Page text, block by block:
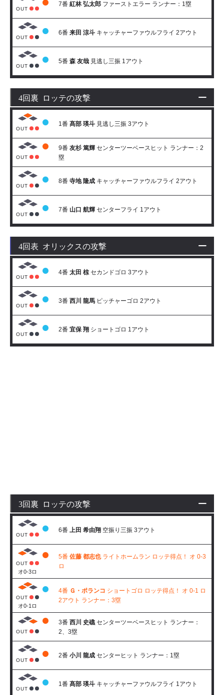
OUT
7番 紅林 弘太郎 ファーストエラー ランナー：1塁
OUT
6番 来田 涼斗 キャッチャーファウルフライ 2アウト
OUT
5番 森 友哉 見逃し三振 1アウト
4回裏 ロッテの攻撃
OUT
1番 髙部 瑛斗 見逃し三振 3アウト
OUT
9番 友杉 篤輝 センターツーベースヒット ランナー：2
塁
OUT
8番 寺地 隆成 キャッチャーファウルフライ 2アウト
OUT
7番 山口 航輝 センターフライ 1アウト
4回表 オリックスの攻撃
OUT
4番 太田 椋 セカンドゴロ 3アウト
OUT
3番 西川 龍馬 ピッチャーゴロ 2アウト
OUT
2番 宜保 翔 ショートゴロ 1アウト
3回裏 ロッテの攻撃
OUT
6番 上田 希由翔 空振り三振 3アウト
OUT
オ0-3ロ
5番 佐藤 都志也ライトホームラン ロッテ得点！ オ 0-3
ロ
OUT
オ0-1ロ
4番 Ｇ・ポランコ ショートゴロ ロッテ得点！ オ 0-1 ロ
2アウト ランナー：3塁
OUT
3番 西川 史礁センターツーベースヒット ランナー：
2、3塁
OUT
2番 小川 龍成 センターヒット ランナー：1塁
OUT
1番 髙部 瑛斗 キャッチャーファウルフライ 1アウト